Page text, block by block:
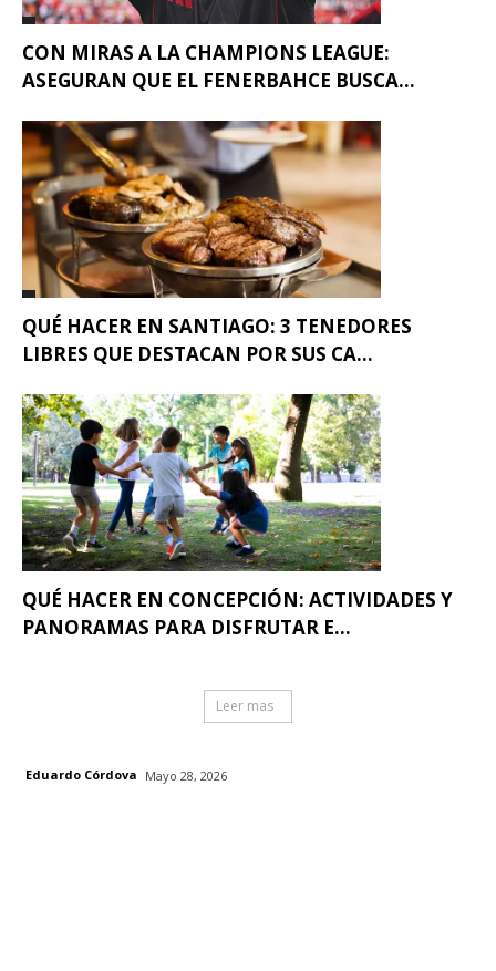
CON MIRAS A LA CHAMPIONS LEAGUE:
ASEGURAN QUE EL FENERBAHCE BUSCA...
QUÉ HACER EN SANTIAGO: 3 TENEDORES
LIBRES QUE DESTACAN POR SUS CA...
QUÉ HACER EN CONCEPCIÓN: ACTIVIDADES Y
PANORAMAS PARA DISFRUTAR E...
Leer mas
Eduardo Córdova Mayo 28, 2026